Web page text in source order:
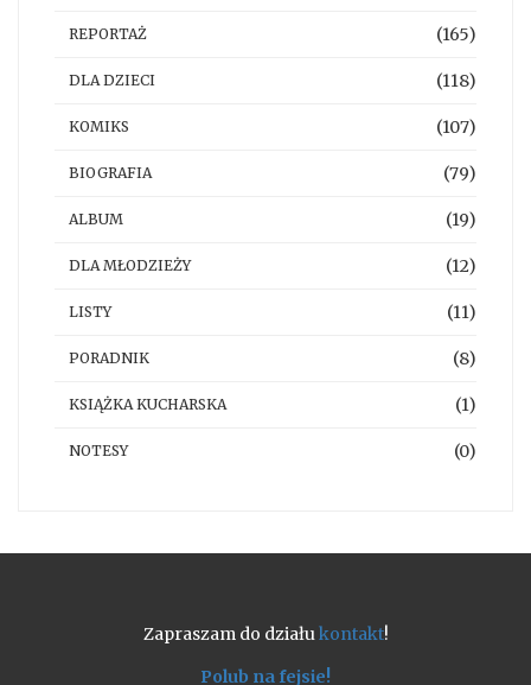
REPORTAŻ (165)
DLA DZIECI (118)
KOMIKS (107)
BIOGRAFIA (79)
ALBUM (19)
DLA MŁODZIEŻY (12)
LISTY (11)
PORADNIK (8)
KSIĄŻKA KUCHARSKA (1)
NOTESY (0)
Zapraszam do działukontakt!
Polub na fejsie!